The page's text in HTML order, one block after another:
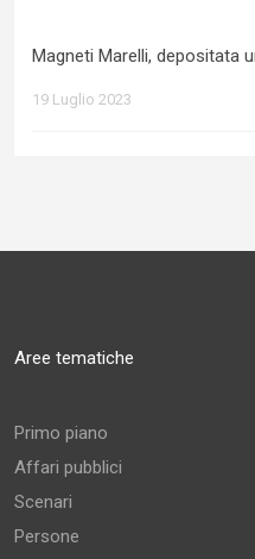
Magneti Marelli, depositata
19 Luglio 2023
Aree tematiche
Primo piano
Affari pubblici
Scenari
Persone